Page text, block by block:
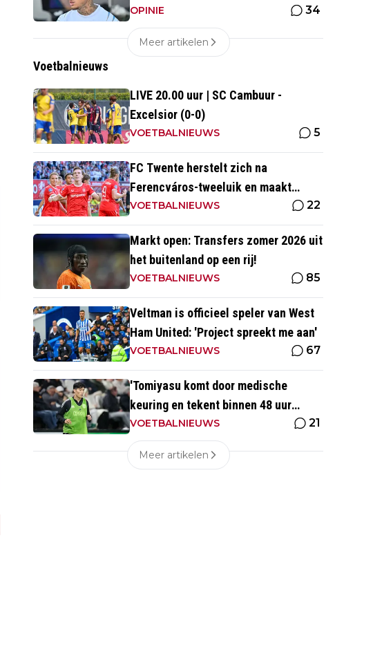
persoonlijkheid niet'
OPINIE 34
Meer artikelen
Voetbalnieuws
LIVE 20.00 uur | SC Cambuur -
Excelsior (0-0)
VOETBALNIEUWS 5
FC Twente herstelt zich na
Ferencváros-tweeluik en maakt
gehakt van Slowaakse opponent
VOETBALNIEUWS 22
Markt open: Transfers zomer 2026 uit
het buitenland op een rij!
VOETBALNIEUWS 85
Veltman is officieel speler van West
Ham United: 'Project spreekt me aan'
VOETBALNIEUWS 67
'Tomiyasu komt door medische
keuring en tekent binnen 48 uur
contract bij nieuwe club'
VOETBALNIEUWS 21
Meer artikelen